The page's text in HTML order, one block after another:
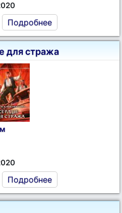
Подробнее
для стража
Подробнее